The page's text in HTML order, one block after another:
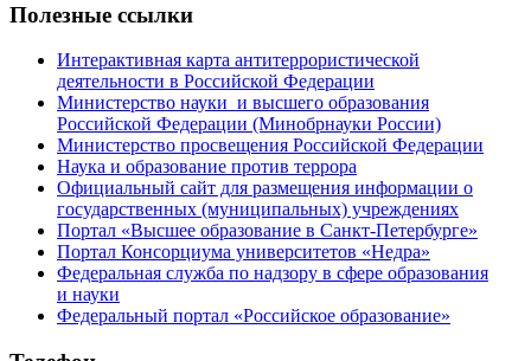
Полезные ссылки
Интерактивная карта антитеррористической
деятельности в Российской Федерации
Министерство науки и высшего образования
Российской Федерации (Минобрнауки России)
Министерство просвещения Российской Федерации
Наука и образование против террора
Официальный сайт для размещения информации о
государственных (муниципальных) учреждениях
Портал «Высшее образование в Санкт-Петербурге»
Портал Консорциума университетов «Недра»
Федеральная служба по надзору в сфере образования
и науки
Федеральный портал «Российское образование»